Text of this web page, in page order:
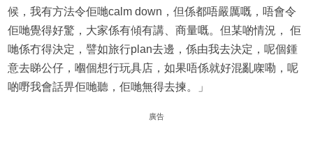
候，我有方法令佢哋calm down，但係都唔嚴厲嘅，唔會令
佢哋覺得好驚，大家係有傾有講、商量嘅。但某啲情況， 佢
哋係冇得決定，譬如旅行plan去邊，係由我去決定，呢個鍾
意去睇公仔，嗰個想行玩具店，如果唔係就好混亂㗎嘞，呢
啲嘢我會話畀佢哋聽，佢哋無得去揀。」
廣告